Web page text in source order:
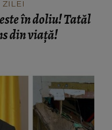
ZILEI
în doliu! Tatăl
din viață!